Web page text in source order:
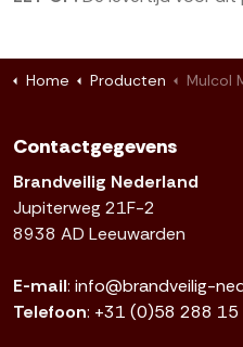
Home Producten Mulcol Multidisc
Contactgegevens
Brandveilig Nederland
Jupiterweg 21F-2
8938 AD Leeuwarden
E-mail:info@brandveilig-
Telefoon: +31 (0)58 288 15